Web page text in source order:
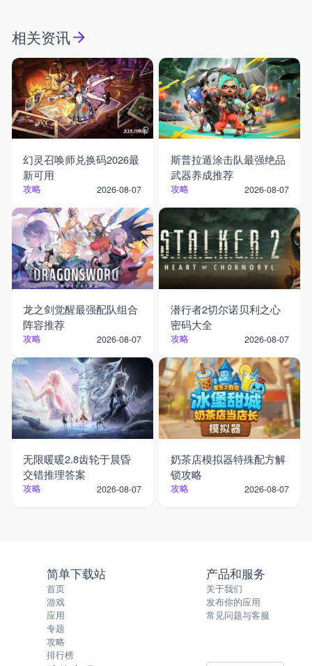
相关资讯
幻灵召唤师兑换码2026最
新可用
攻略 2026-08-07
斯普拉遁涂击队最强绝品
武器养成推荐
攻略 2026-08-07
龙之剑觉醒最强配队组合
阵容推荐
攻略 2026-08-07
潜行者2切尔诺贝利之心
密码大全
攻略 2026-08-07
无限暖暖2.8齿轮于晨昏
交错推理答案
攻略 2026-08-07
奶茶店模拟器特殊配方解
锁攻略
攻略 2026-08-07
简单下载站
首页
游戏
应用
专题
攻略
排行榜
产品和服务
关于我们
发布你的应用
常见问题与客服